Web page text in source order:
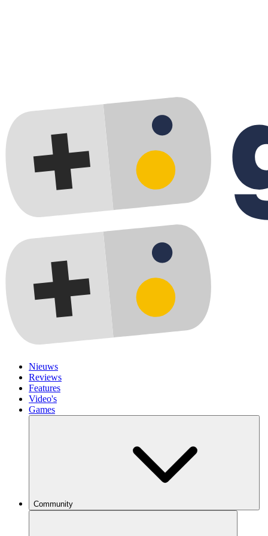
Nieuws
Reviews
Features
Video's
Games
Community